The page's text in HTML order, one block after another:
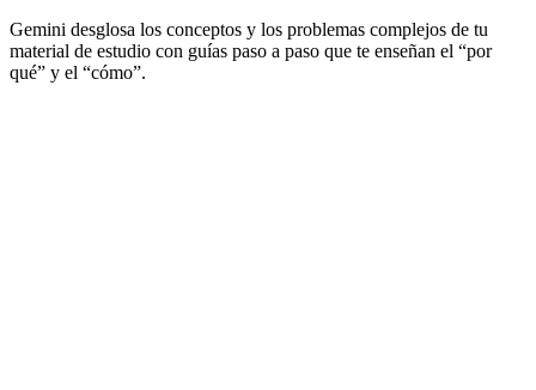
Gemini desglosa los conceptos y los problemas complejos de tu
material de estudio con guías paso a paso que te enseñan el “por
qué” y el “cómo”.